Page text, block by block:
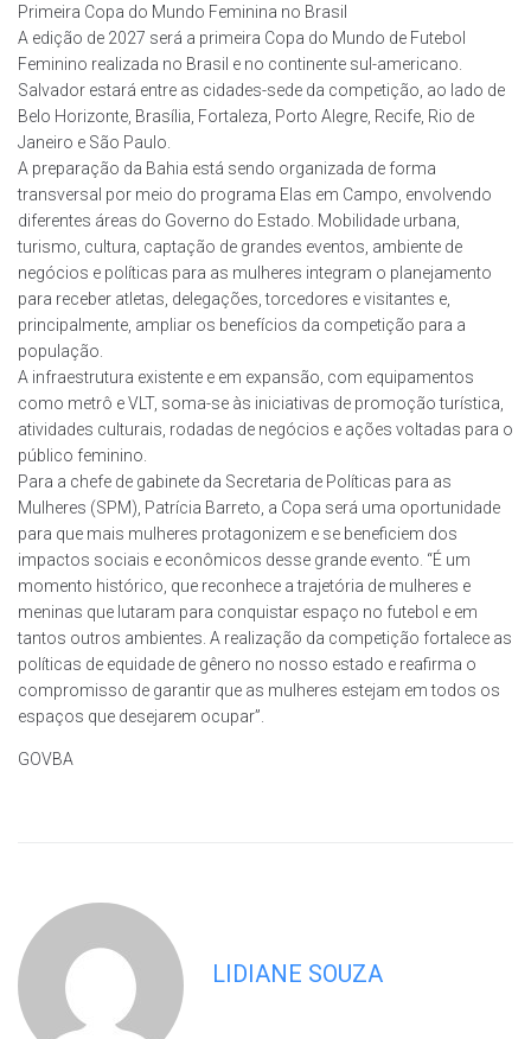
Primeira Copa do Mundo Feminina no Brasil
A edição de 2027 será a primeira Copa do Mundo de Futebol
Feminino realizada no Brasil e no continente sul-americano.
Salvador estará entre as cidades-sede da competição, ao lado de
Belo Horizonte, Brasília, Fortaleza, Porto Alegre, Recife, Rio de
Janeiro e São Paulo.
A preparação da Bahia está sendo organizada de forma
transversal por meio do programa Elas em Campo, envolvendo
diferentes áreas do Governo do Estado. Mobilidade urbana,
turismo, cultura, captação de grandes eventos, ambiente de
negócios e políticas para as mulheres integram o planejamento
para receber atletas, delegações, torcedores e visitantes e,
principalmente, ampliar os benefícios da competição para a
população.
A infraestrutura existente e em expansão, com equipamentos
como metrô e VLT, soma-se às iniciativas de promoção turística,
atividades culturais, rodadas de negócios e ações voltadas para o
público feminino.
Para a chefe de gabinete da Secretaria de Políticas para as
Mulheres (SPM), Patrícia Barreto, a Copa será uma oportunidade
para que mais mulheres protagonizem e se beneficiem dos
impactos sociais e econômicos desse grande evento. “É um
momento histórico, que reconhece a trajetória de mulheres e
meninas que lutaram para conquistar espaço no futebol e em
tantos outros ambientes. A realização da competição fortalece as
políticas de equidade de gênero no nosso estado e reafirma o
compromisso de garantir que as mulheres estejam em todos os
espaços que desejarem ocupar”.
GOVBA
LIDIANE SOUZA